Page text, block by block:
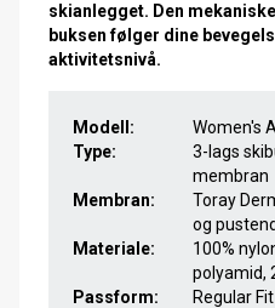
skianlegget. Den
buksen følger dine
aktivitetsnivå.
Modell:
Women's
Type:
3-lags
membran
Membran:
Toray
og
Materiale:
100%
polyamid,
Passform:
Regular